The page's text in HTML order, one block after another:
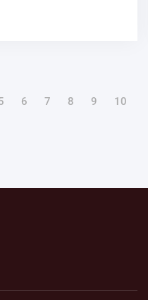
6 7 8 9 10